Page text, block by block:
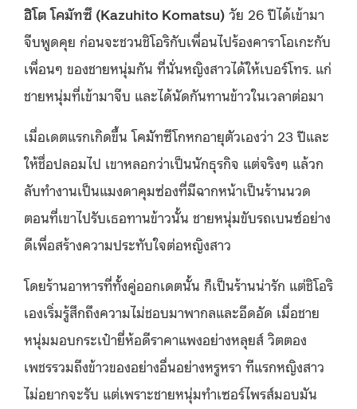
ฮิโต โคมัทซึ (Kazuhito Komatsu) วัย 26 ปีได้เข้ามา
จีบพูดคุย ก่อนจะชวนชิโอริกับเพื่อนไปร้องคาราโอเกะกับ
เพื่อนๆ ของชายหนุ่มกัน ที่นั่นหญิงสาวได้ให้เบอร์โทร. แก่
ชายหนุ่มที่เข้ามาจีบ และได้นัดกันทานข้าวในเวลาต่อมา
เมื่อเดตแรกเกิดขึ้น โคมัทซึโกหกอายุตัวเองว่า 23 ปีและ
ให้ชื่อปลอมไป เขาหลอกว่าเป็นนักธุรกิจ แต่จริงๆ แล้วก
ลับทำงานเป็นแมงดาคุมซ่องที่มีฉากหน้าเป็นร้านนวด
ตอนที่เขาไปรับเธอทานข้าวนั้น ชายหนุ่มขับรถเบนซ์อย่าง
ดีเพื่อสร้างความประทับใจต่อหญิงสาว
โดยร้านอาหารที่ทั้งคู่ออกเดตนั้น ก็เป็นร้านน่ารัก แต่ชิโอริ
เองเริ่มรู้สึกถึงความไม่ชอบมาพากลและอึดอัด เมื่อชาย
หนุ่มมอบกระเป๋ายี่ห้อดีราคาแพงอย่างหลุยส์ วิตตอง
เพชรรวมถึงข้าวของอย่างอื่นอย่างหรูหรา ทีแรกหญิงสาว
ไม่อยากจะรับ แต่เพราะชายหนุ่มทำเซอร์ไพรส์มอบมัน